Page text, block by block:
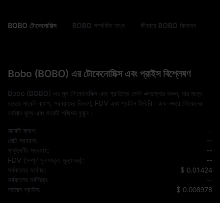
BOBO টোকেনোমিক্স BOBO সম্পর্কিত তথ্য কীভাবে BOBO কিনবেন
Bobo (BOBO) এর টোকেনোমিক্স এবং প্রাইস বিশ্লেষণ
Bobo (BOBO) এর মূল টোকেনোমিক্স এবং প্রাইসের ডেটা এক্সপ্লোর করুন, যার মধ্যে
রয়েছে মার্কেট ক্যাপ, সরবরাহের বিবরণ, FDV এবং প্রাইস হিস্টরি। এক নজরে টোকেনের
বর্তমান মূল্য এবং মার্কেট পজিশন বুঝুন।
মার্কেট ক্যাপ:
--
মোট সরবরাহ:
--
সার্কুলেটিং সরবরাহ:
--
FDV (সম্পূর্ণ মুনাফাকৃত মূল্যায়ন):
--
সর্বকালের সর্বোচ্চ:
$ 0.01424
সর্বকালের সর্বনিম্ন:
--
বর্তমান প্রাইস:
$ 0.008978